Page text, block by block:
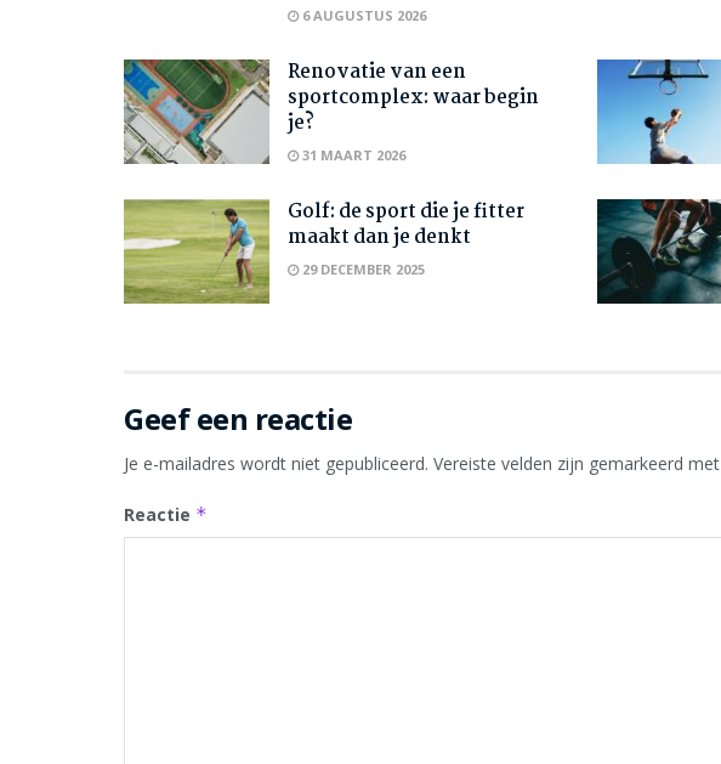
6 AUGUSTUS 2026
Renovatie van een
sportcomplex: waar begin
je?
31 MAART 2026
Golf: de sport die je fitter
maakt dan je denkt
29 DECEMBER 2025
Geef een reactie
Je e-mailadres wordt niet gepubliceerd. Vereiste velden zijn gemarkeerd met
Reactie *